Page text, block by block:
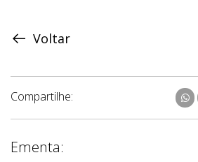
Voltar
Compartilhe:
Ementa: